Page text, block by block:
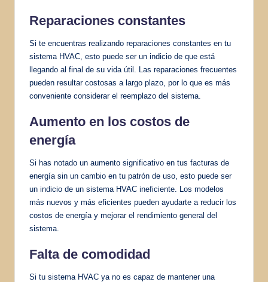
Reparaciones constantes
Si te encuentras realizando reparaciones constantes en tu
sistema HVAC, esto puede ser un indicio de que está
llegando al final de su vida útil. Las reparaciones frecuentes
pueden resultar costosas a largo plazo, por lo que es más
conveniente considerar el reemplazo del sistema.
Aumento en los costos de
energía
Si has notado un aumento significativo en tus facturas de
energía sin un cambio en tu patrón de uso, esto puede ser
un indicio de un sistema HVAC ineficiente. Los modelos
más nuevos y más eficientes pueden ayudarte a reducir los
costos de energía y mejorar el rendimiento general del
sistema.
Falta de comodidad
Si tu sistema HVAC ya no es capaz de mantener una